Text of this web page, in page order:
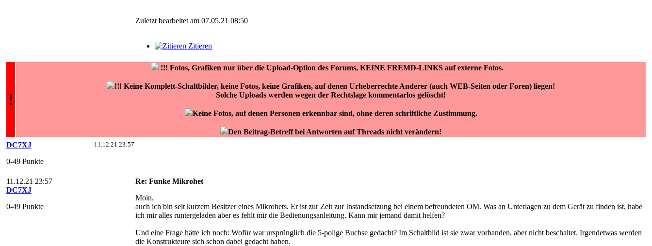
Zuletzt bearbeitet am 07.05.21 08:50
Zitieren
!
!!! Fotos, Grafiken nur über die Upload-Option des Forums, KEINE FREMD-LINKS auf externe Fotos.
!!! Keine Komplett-Schaltbilder, keine Fotos, keine Grafiken, auf denen Urheberrechte Anderer (auch WEB-Seiten oder Foren) liegen!
Solche Uploads werden wegen der Rechtslage kommentarlos gelöscht!
Keine Fotos, auf denen Personen erkennbar sind, ohne deren schriftliche Zustimmung.
Den Beitrag-Betreff bei Antworten auf Threads nicht verändern!
11.12.21 23:57
DC7XJ
0-49 Punkte
11.12.21 23:57
DC7XJ
0-49 Punkte
Re: Funke Mikrohet
Moin,
auch ich bin seit kurzem Besitzer eines Mikrohets. Er ist zur Zeit zur Instandsetzung bei einem befreundeten OM. Was an Unterlagen zu dem Gerät zu finden ist, habe
ich mir alles runtergeladen aber es fehlt mir die Bedienungsanleitung. Kann mir jemand damit helfen?
Und eine Frage hätte ich noch: Wofür war ursprünglich die 5-polige Buchse gedacht? Im Schaltbild ist sie zwar vorhanden, aber nicht beschaltet. Irgendetwas werden
die Konstrukteure sich schon dabei gedacht haben.